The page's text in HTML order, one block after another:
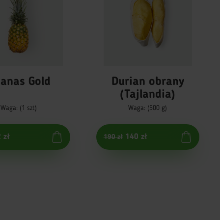
Gold
Waga: (1 szt)
zł
Durian obrany
(Tajlandia)
Waga: (500 g)
190 zł 140 zł